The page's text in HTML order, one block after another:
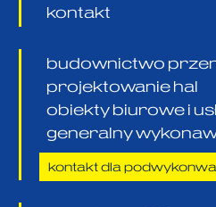
kontakt
budownictwo
projektowanie hal
obiekty biurowe i
generalny
kontakt dla